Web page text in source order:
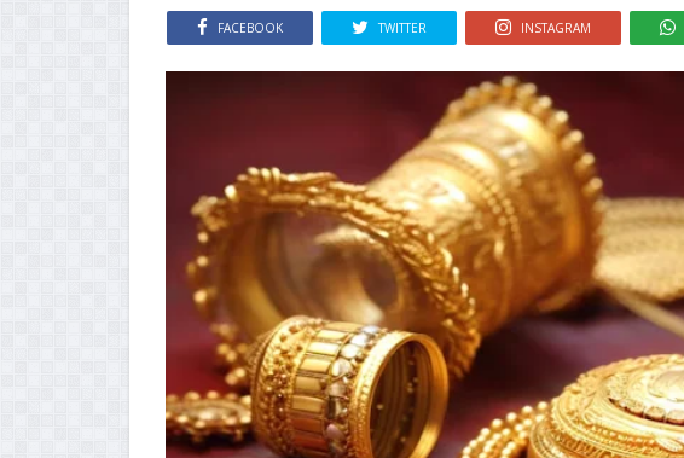
FACEBOOK TWITTER INSTAGRAM